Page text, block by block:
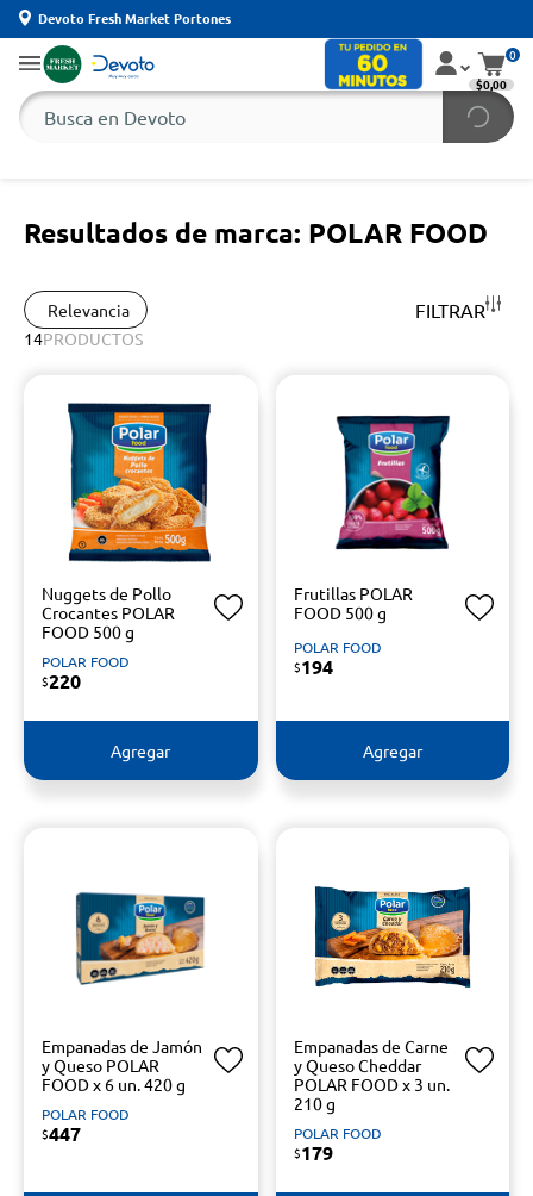
Devoto Fresh Market Portones
0
$0,00
Resultados de marca: POLAR FOOD
Relevancia FILTRAR
14PRODUCTOS
Nuggets de Pollo
Crocantes POLAR
FOOD 500 g
POLAR FOOD
$220
Agregar
Frutillas POLAR
FOOD 500 g
POLAR FOOD
$194
Agregar
Empanadas de Jamón
y Queso POLAR
FOOD x 6 un. 420 g
POLAR FOOD
$447
Empanadas de Carne
y Queso Cheddar
POLAR FOOD x 3 un.
210 g
POLAR FOOD
$179